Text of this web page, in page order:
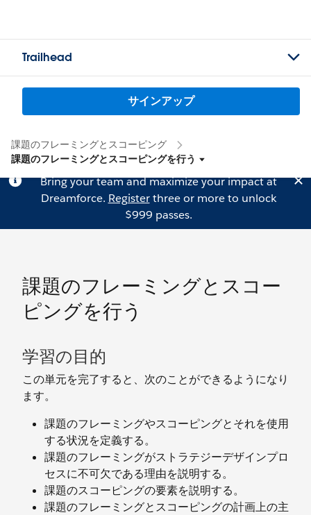
Trailhead
サインアップ
課題のフレーミングとスコーピング
課題のフレーミングとスコーピングを行う
Bring your team and maximize your impact at
Dreamforce. Registerthree or more to unlock
$999 passes.
課題のフレーミングとスコー
ピングを行う
学習の目的
この単元を完了すると、次のことができるようになり
ます。
課題のフレーミングやスコーピングとそれを使用
する状況を定義する。
課題のフレーミングがストラテジーデザインプロ
セスに不可欠である理由を説明する。
課題のスコーピングの要素を説明する。
課題のフレーミングとスコーピングの計画上の主